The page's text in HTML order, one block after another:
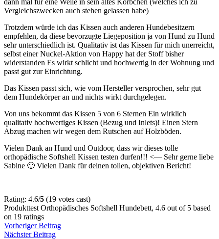
Vergleichszwecken auch stehen gelassen habe)
Trotzdem würde ich das Kissen auch anderen Hundebesitzern
empfehlen, da diese bevorzugte Liegeposition ja von Hund zu Hund
sehr unterschiedlich ist. Qualitativ ist das Kissen für mich unerreicht,
selbst einer Nuckel-Aktion von Happy hat der Stoff bisher
widerstanden Es wirkt schlicht und hochwertig in der Wohnung und
passt gut zur Einrichtung.
Das Kissen passt sich, wie vom Hersteller versprochen, sehr gut
dem Hundekörper an und nichts wirkt durchgelegen.
Von uns bekommt das Kissen 5 von 6 Sternen Ein wirklich
qualitativ hochwertiges Kissen (Bezug und Inlets)! Einen Stern
Abzug machen wir wegen dem Rutschen auf Holzböden.
Vielen Dank an Hund und Outdoor, dass wir dieses tolle
orthopädische Softshell Kissen testen durfen!!! <— Sehr gerne liebe
Sabine 🙂 Vielen Dank für deinen tollen, objektiven Bericht!
Rating: 4.6/5 (19 votes cast)
Produkttest Orthopädisches Softshell Hundebett, 4.6 out of 5 based
on 19 ratings
Vorheriger Beitrag
Nächster Beitrag